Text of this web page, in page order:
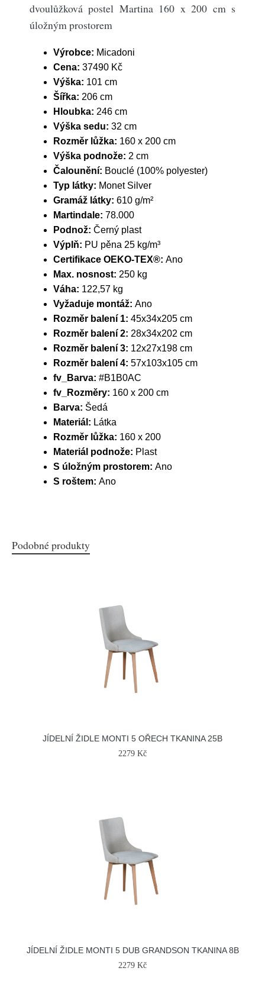
dvoulůžková postel Martina 160 x 200 cm s
úložným prostorem
Výrobce: Micadoni
Cena: 37490 Kč
Výška: 101 cm
Šířka: 206 cm
Hloubka: 246 cm
Výška sedu: 32 cm
Rozměr lůžka: 160 x 200 cm
Výška podnože: 2 cm
Čalounění: Bouclé (100% polyester)
Typ látky: Monet Silver
Gramáž látky: 610 g/m²
Martindale: 78.000
Podnož: Černý plast
Výplň: PU pěna 25 kg/m³
Certifikace OEKO-TEX®: Ano
Max. nosnost: 250 kg
Váha: 122,57 kg
Vyžaduje montáž: Ano
Rozměr balení 1: 45x34x205 cm
Rozměr balení 2: 28x34x202 cm
Rozměr balení 3: 12x27x198 cm
Rozměr balení 4: 57x103x105 cm
fv_Barva: #B1B0AC
fv_Rozměry: 160 x 200 cm
Barva: Šedá
Materiál: Látka
Rozměr lůžka: 160 x 200
Materiál podnože: Plast
S úložným prostorem: Ano
S roštem: Ano
Podobné produkty
JÍDELNÍ ŽIDLE MONTI 5 OŘECH TKANINA 25B
2279 Kč
JÍDELNÍ ŽIDLE MONTI 5 DUB GRANDSON TKANINA 8B
2279 Kč